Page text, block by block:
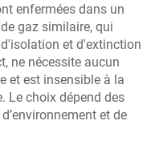
enfermées dans un
gaz similaire, qui
et d'extinction
ne nécessite aucun
et est insensible à la
Le choix dépend des
et de